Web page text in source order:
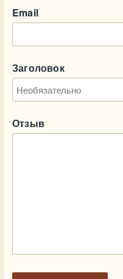
Email
Заголовок
Отзыв